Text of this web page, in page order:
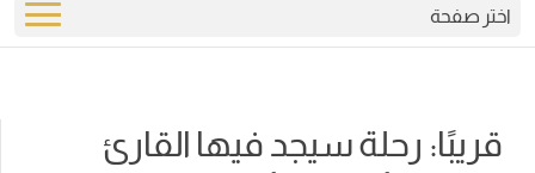
اختر صفحة
قريبًا: رحلة سيجد فيها القارئ